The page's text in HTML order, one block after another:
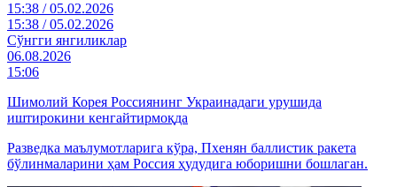
15:38 / 05.02.2026
15:38 / 05.02.2026
Cўнгги янгиликлар
06.08.2026
15:06
Шимолий Корея Россиянинг Украинадаги урушида
иштирокини кенгайтирмоқда
Разведка маълумотларига кўра, Пхенян баллистик ракета
бўлинмаларини ҳам Россия ҳудудига юборишни бошлаган.